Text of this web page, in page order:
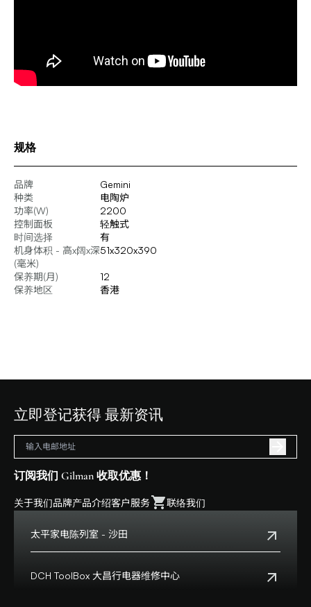
规格
品牌
Gemini
种类
电陶炉
功率(W)
2200
控制面板
轻触式
时间选择
有
机身体积 - 高x阔x深
(毫米)
51x320x390
保养期(月)
12
保养地区
香港
立即登记获得 最新资讯
订阅我们 Gilman 收取优惠！
关于我们品牌产品介绍客户服务 联络我们
太平家电陈列室 - 沙田
地址:
沙田乡事会路138号HomeSquare 357-358舖
DCH ToolBox 大昌行电器维修中心